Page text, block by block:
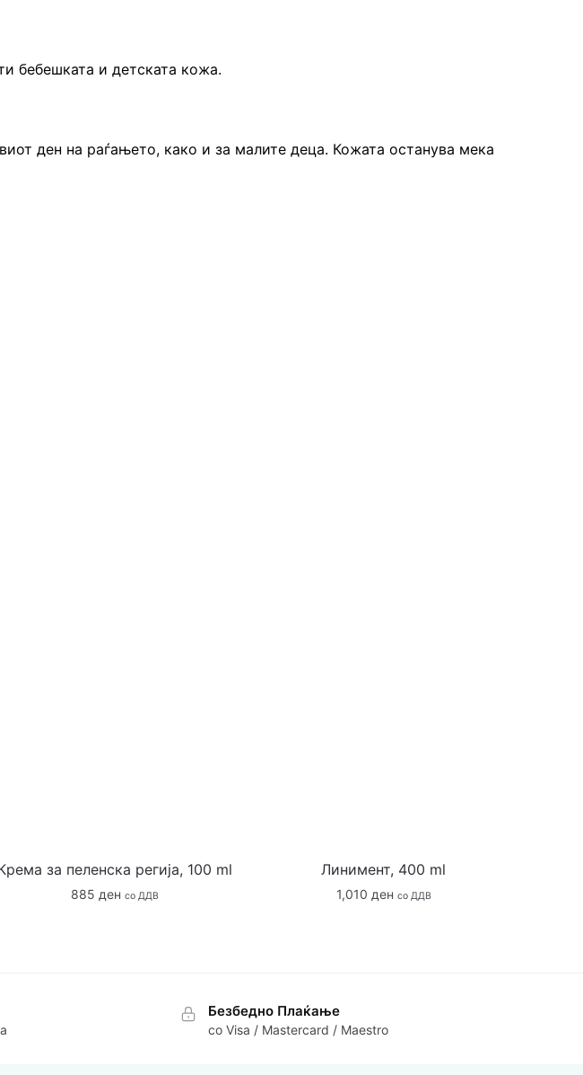
бебешката и детската кожа.
ден на раѓањето, како и за малите деца. Кожата останува мека
за пеленска регија, 100 ml
885 ден со ДДВ
Линимент, 400 ml
1,010 ден со ДДВ
Безбедно Плаќање
со Visa / Mastercard / Maestro